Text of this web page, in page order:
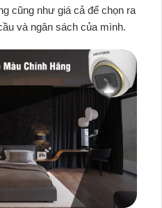
cũng như giá cả để chọn ra
và ngân sách của mình.